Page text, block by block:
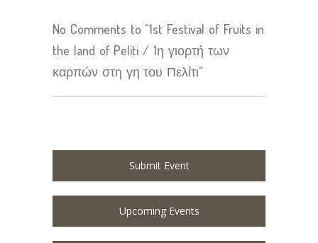
No Comments to "1st Festival of Fruits in
the land of Peliti / 1η γιορτή των
καρπών στη γη του Πελίτι"
Submit Event
Upcoming Events